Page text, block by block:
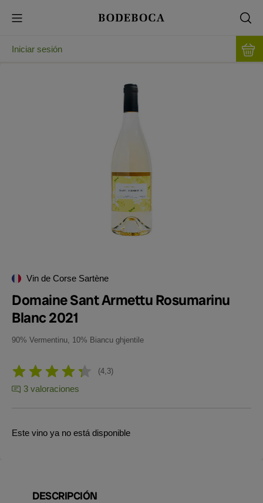
Iniciar sesión
Vin de Corse Sartène
Domaine Sant Armettu Rosumarinu
Blanc 2021
90% Vermentinu, 10% Biancu ghjentile
4,3
3 valoraciones
Este vino ya no está disponible
DESCRIPCIÓN